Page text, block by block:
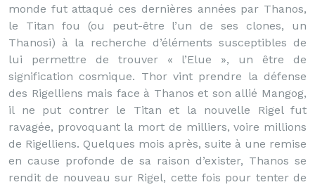
monde fut attaqué ces dernières années par Thanos,
le Titan fou (ou peut-être l’un de ses clones, un
Thanosi) à la recherche d’éléments susceptibles de
lui permettre de trouver « l’Elue », un être de
signification cosmique. Thor vint prendre la défense
des Rigelliens mais face à Thanos et son allié Mangog,
il ne put contrer le Titan et la nouvelle Rigel fut
ravagée, provoquant la mort de milliers, voire millions
de Rigelliens. Quelques mois après, suite à une remise
en cause profonde de sa raison d’exister, Thanos se
rendit de nouveau sur Rigel, cette fois pour tenter de